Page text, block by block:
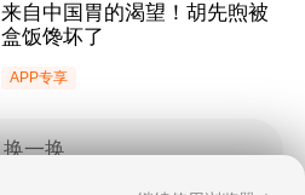
来自中国胃的渴望！胡先煦被
盒饭馋坏了
APP专享
换一换